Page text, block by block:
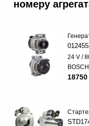
номеру
24 V /
BOSCH